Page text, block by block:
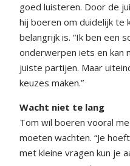
goed luisteren. Door de
hij boeren om duidelijk te
belangrijk is. “Ik ben een
onderwerpen iets en kan
juiste partijen. Maar
keuzes maken.”
Wacht niet te lang
Tom wil boeren vooral
moeten wachten. “Je
met kleine vragen kun je